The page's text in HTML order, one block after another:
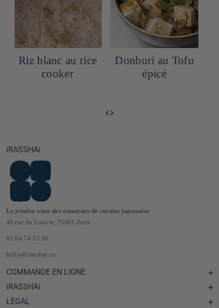
Riz blanc au rice
cooker
Donburi au Tofu
épicé
‹›
iRASSHAi
Le rendez-vous des amateurs de cuisine japonaise
40 rue du Louvre, 75001 Paris
01 84 74 35 30
hello@irasshai.co
COMMANDE EN LIGNE
Centre d'aide & FAQ
Livraison et frais de port en France & Europe
iRASSHAi
Les horaires du 40 rue du Louvre, Paris
LÉGAL